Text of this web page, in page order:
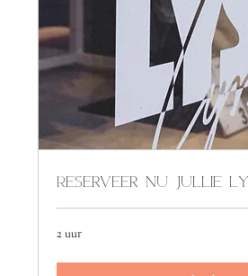
Reserveer nu jullie
2 uur